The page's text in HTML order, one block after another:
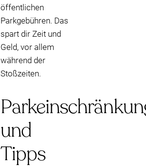
öffentlichen
Parkgebühren. Das
spart dir Zeit und
Geld, vor allem
während der
Stoßzeiten.
und
Tipps